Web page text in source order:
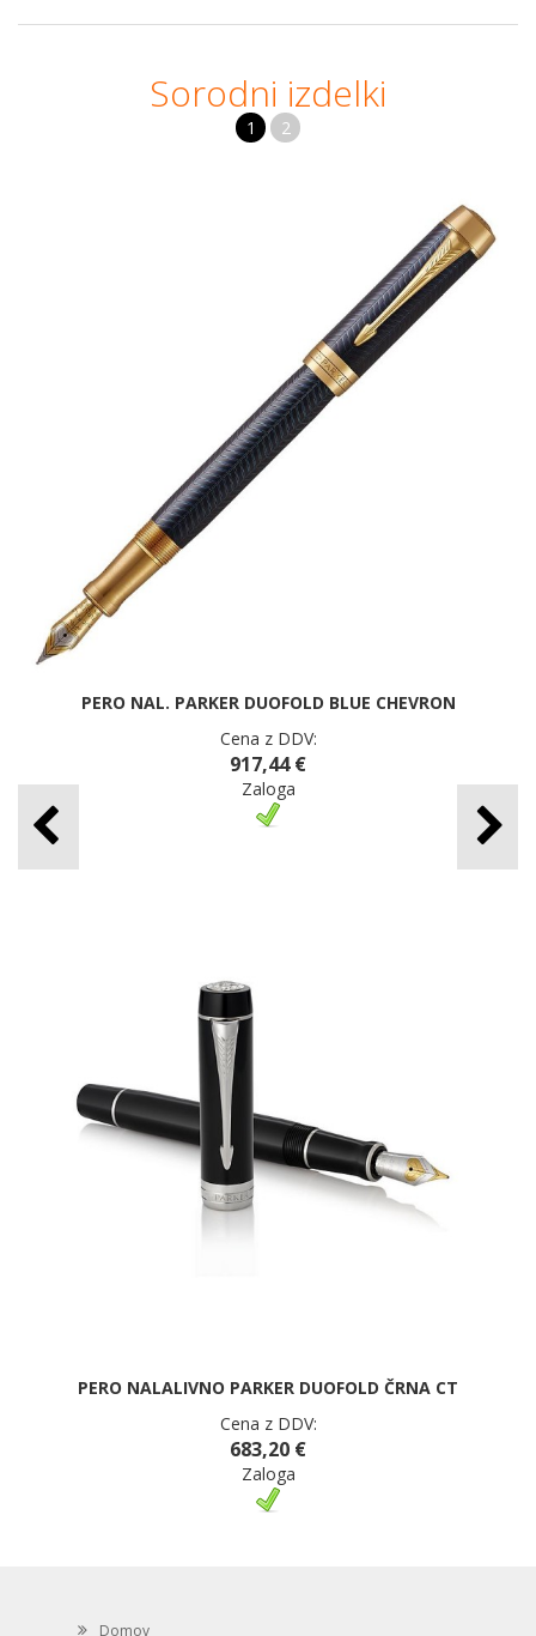
Sorodni izdelki
1 2
PERO NAL. PARKER DUOFOLD BLUE CHEVRON
Cena z DDV:
917,44 €
Zaloga
PERO NALALIVNO PARKER DUOFOLD ČRNA CT
Cena z DDV:
683,20 €
Zaloga
Domov